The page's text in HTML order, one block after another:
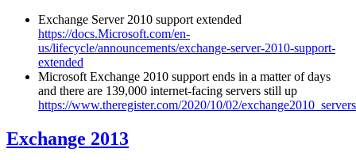
Exchange Server 2010 support extended
https://docs.Microsoft.com/en-
us/lifecycle/announcements/exchange-server-2010-support-
extended
Microsoft Exchange 2010 support ends in a matter of days
and there are 139,000 internet-facing servers still up
https://www.theregister.com/2020/10/02/
Exchange 2013